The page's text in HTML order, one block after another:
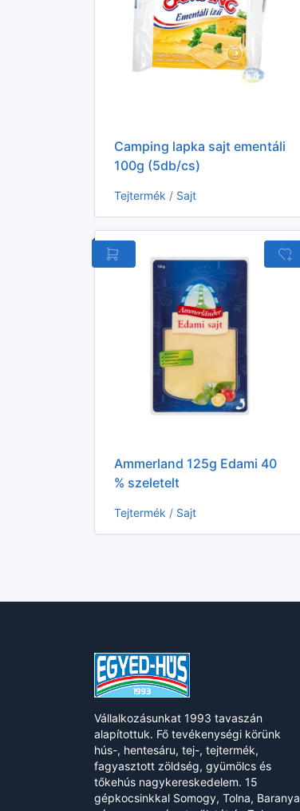
Camping lapka sajt ementáli
100g (5db/cs)
Tejtermék / Sajt
Ammerland 125g Edami 40
% szeletelt
Tejtermék / Sajt
Vállalkozásunkat 1993 tavaszán
alapítottuk. Fő tevékenységi körünk
hús-, hentesáru, tej-, tejtermék,
fagyasztott zöldség, gyümölcs és
tőkehús nagykereskedelem. 15
gépkocsinkkal Somogy, Tolna, Baranya